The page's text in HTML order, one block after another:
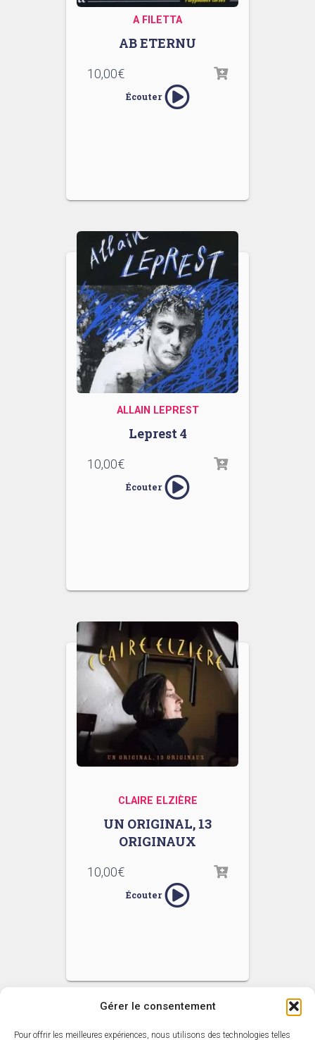
Gérer le consentement
Pour offrir les meilleures expériences, nous utilisons des technologies telles
A FILETTA
AB ETERNU
10,00€
Écouter
ALLAIN LEPREST
Leprest 4
10,00€
Écouter
CLAIRE ELZIÈRE
UN ORIGINAL, 13
ORIGINAUX
10,00€
Écouter